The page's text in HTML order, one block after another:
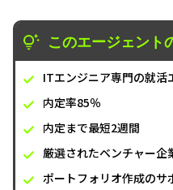
このエージェント
ITエンジニア専門の就活
内定率85％
内定まで最短2週間
厳選されたベンチャー企
ポートフォリオ作成のサ